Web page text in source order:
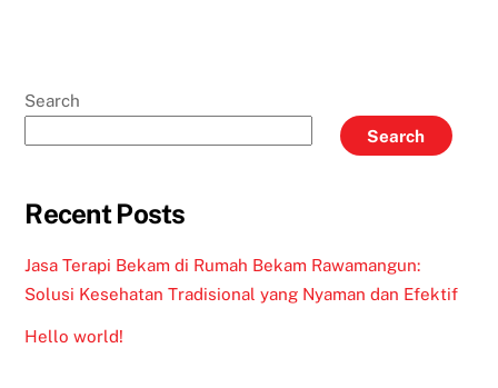
Search
Search
Recent Posts
Jasa Terapi Bekam di Rumah Bekam Rawamangun:
Solusi Kesehatan Tradisional yang Nyaman dan Efektif
Hello world!